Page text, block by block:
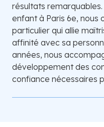
résultats
enfant à Paris 6e, nous
particulier qui allie
affinité avec sa
années, nous
développement des
confiance nécessaires